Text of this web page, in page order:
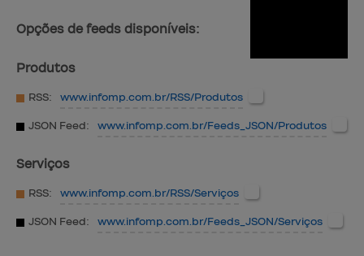
Opções de feeds disponíveis:
Produtos
RSS: www.infomp.com.br/RSS/Produtos
JSON Feed: www.infomp.com.br/Feeds_JSON/Produtos
Serviços
RSS: www.infomp.com.br/RSS/Serviços
JSON Feed: www.infomp.com.br/Feeds_JSON/Serviços